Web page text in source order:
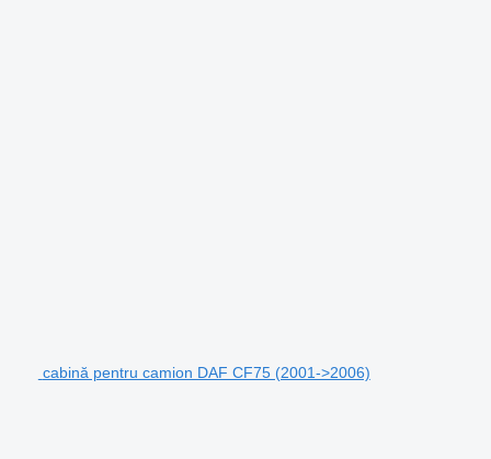
cabină pentru camion DAF CF75 (2001->2006)